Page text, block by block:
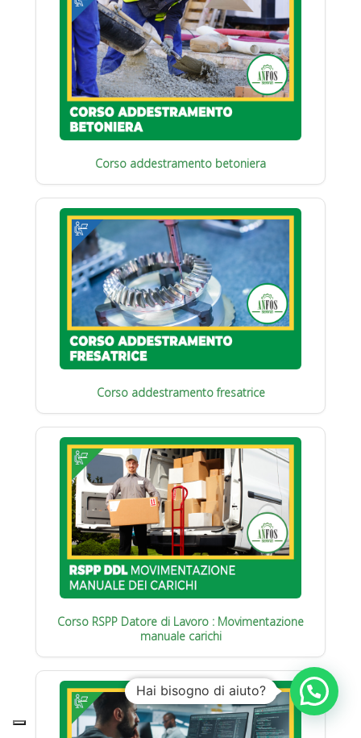
Corso addestramento betoniera
Corso addestramento fresatrice
Corso RSPP Datore di Lavoro : Movimentazione
manuale carichi
Hai bisogno di aiuto?